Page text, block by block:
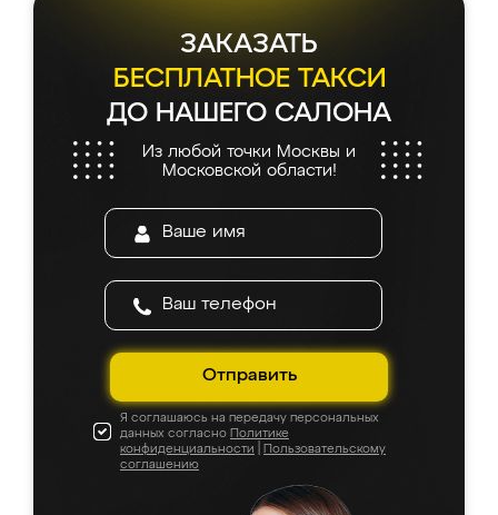
ЗАКАЗАТЬ
БЕСПЛАТНОЕ ТАКСИ
ДО НАШЕГО САЛОНА
Из любой точки Москвы и
Московской области!
Отправить
Я соглашаюсь на передачу персональных
данных согласно Политике
конфиденциальности
Пользовательскому
соглашению